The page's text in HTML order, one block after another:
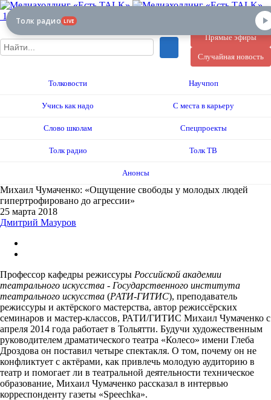
12+
Прямые эфиры
Случайная новость
Толковости Научпоп
Учись как надо С места в карьеру
Слово школам Спецпроекты
Толк радио Толк ТВ
Анонсы
Михаил Чумаченко: «Ощущение свободы у молодых людей
гипертрофировано до агрессии»
25 марта 2018
Дмитрий Мазуров
Профессор кафедры режиссуры Российской академии
театрального искусства - Государственного института
театрального искусства (РАТИ-ГИТИС), преподаватель
режиссуры и актёрского мастерства, автор режиссёрских
семинаров и мастер-классов, РАТИ/ГИТИС Михаил Чумаченко с
апреля 2014 года работает в Тольятти. Будучи художественным
руководителем драматического театра «Колесо» имени Глеба
Дроздова он поставил четыре спектакля. О том, почему он не
конфликтует с актёрами, как привлечь молодую аудиторию в
театр и помогает ли в театральной деятельности техническое
образование, Михаил Чумаченко рассказал в интервью
корреспонденту газеты «Speechka».
Толк радио LIVE